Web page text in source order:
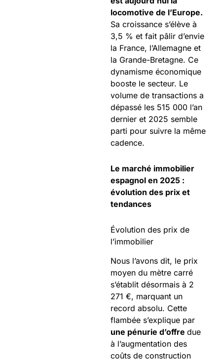
locomotive de l’Europe.
Sa croissance s’élève à
3,5 % et fait pâlir d’envie
la France, l’Allemagne et
la Grande-Bretagne. Ce
dynamisme économique
booste le secteur. Le
volume de transactions a
dépassé les 515 000 l’an
dernier et 2025 semble
parti pour suivre la même
cadence.
Le marché immobilier
espagnol en 2025 :
évolution des prix et
tendances
Évolution des prix de
l’immobilier
Nous l’avons dit, le prix
moyen du mètre carré
s’établit désormais à 2
271 €, marquant un
record absolu. Cette
flambée s’explique par
une pénurie d’offre due
à l’augmentation des
coûts de construction